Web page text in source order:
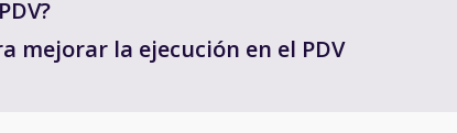
mejorar la ejecución en el PDV